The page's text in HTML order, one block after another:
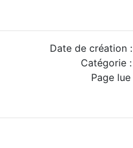
Date de création :
Catégorie :
Page lue